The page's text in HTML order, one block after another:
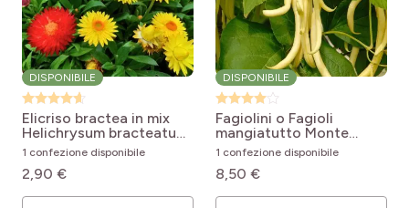
DISPONIBILE
Elicriso bractea in mix
Helichrysum bracteatum
monstrosum
1 confezione disponibile
2,90 €
DISPONIBILE
Fagiolini o Fagioli
mangiatutto Monte
Gusto Phaseolus vulgaris
Monte Gusto
1 confezione disponibile
8,50 €